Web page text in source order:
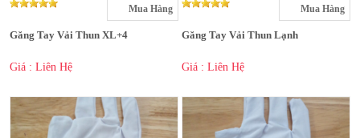
Mua Hàng
Găng Tay Vải Thun XL+4
Giá : Liên Hệ
Mua Hàng
Găng Tay Vải Thun Lạnh
Giá : Liên Hệ